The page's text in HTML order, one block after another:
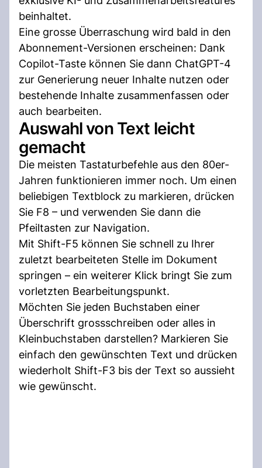
beinhaltet.
Eine grosse Überraschung wird bald in den
Abonnement-Versionen erscheinen: Dank
Copilot-Taste können Sie dann ChatGPT-4
zur Generierung neuer Inhalte nutzen oder
bestehende Inhalte zusammenfassen oder
auch bearbeiten.
Auswahl von Text leicht
gemacht
Die meisten Tastaturbefehle aus den 80er-
Jahren funktionieren immer noch. Um einen
beliebigen Textblock zu markieren, drücken
Sie F8 – und verwenden Sie dann die
Pfeiltasten zur Navigation.
Mit Shift-F5 können Sie schnell zu Ihrer
zuletzt bearbeiteten Stelle im Dokument
springen – ein weiterer Klick bringt Sie zum
vorletzten Bearbeitungspunkt.
Möchten Sie jeden Buchstaben einer
Überschrift grossschreiben oder alles in
Kleinbuchstaben darstellen? Markieren Sie
einfach den gewünschten Text und drücken
wiederholt Shift-F3 bis der Text so aussieht
wie gewünscht.